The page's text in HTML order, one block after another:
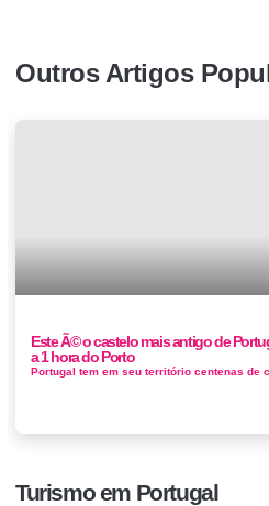
Outros Artigos
Este Ã© o castelo mais antigo de
a 1 hora do Porto
Turismo em Portugal